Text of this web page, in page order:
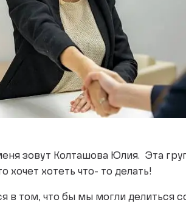
зовут Колташова Юлия. Эта
хочет хотеть что- то делать!
в том, что бы мы могли делиться